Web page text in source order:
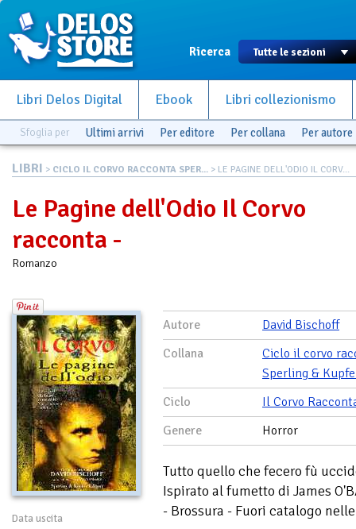
Ricerca
Libri Delos Digital Ebook Libri collezionismo
Sfoglia per Ultimi arrivi Per editore Per collana Per autore
LIBRI > CICLO IL CORVO RACCONTA SPER... > LE PAGINE DELL'ODIO IL CORV...
Le Pagine dell'Odio Il Corvo
racconta -
Romanzo
Data uscita
Autore
David Bischoff
Collana
Ciclo il corvo
Sperling &
Ciclo
Il Corvo
Genere
Horror
Tutto quello che fecero fù
Ispirato al fumetto di James
- Brossura - Fuori catalogo